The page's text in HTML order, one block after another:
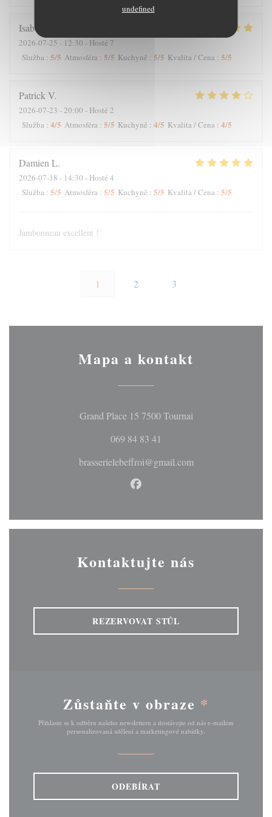
undefined
Isabelle
2026-07-25 - 12:30 - Hosté 7
Služba : 5/5 Atmosféra : 5/5 Kuchyně : 5/5 Kvalita / Cena : 5/5
Patrick V
2026-07-23 - 20:00 - Hosté 2
Služba : 4/5 Atmosféra : 5/5 Kuchyně : 4/5 Kvalita / Cena : 4/5
Damien L
2026-07-18 - 14:30 - Hosté 4
Služba : 5/5 Atmosféra : 5/5 Kuchyně : 5/5 Kvalita / Cena : 5/5
Jambonneau excellent !
1 2 3
Mapa a kontakt
Grand Place 15 7500 Tournai((otevře se v novém
069 84 83 41
brasserielebeffroi@gmail.com
Facebook ((otevře se v novém
Kontaktujte nás
REZERVOVAT STŮL
Zůstaňte v obraze *
Přihlaste se k odběru našeho newsletteru a dostávejte od nás e-mailem
personalizovaná sdělení a marketingové nabídky.
ODEBÍRAT